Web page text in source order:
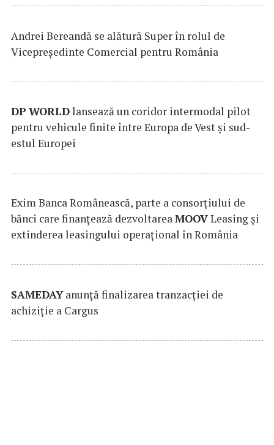
Andrei Bereandă se alătură Super în rolul de
Vicepreședinte Comercial pentru România
DP WORLDlansează un coridor intermodal pilot
pentru vehicule finite între Europa de Vest și sud-
estul Europei
Exim Banca Românească, parte a consorțiului de
bănci care finanțează dezvoltareaMOOVLeasing și
extinderea leasingului operațional în România
SAMEDAYanunță finalizarea tranzacției de
achiziție a Cargus